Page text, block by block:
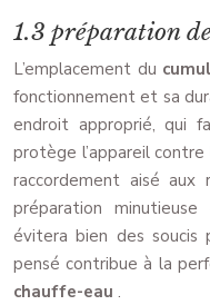
1.3 préparation
L’emplacement du
fonctionnement et sa
endroit approprié, qui
protège l’appareil
raccordement aisé aux
préparation minutieuse
évitera bien des soucis
pensé contribue à la
chauffe-eau .